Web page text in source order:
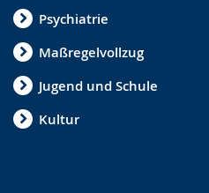
Psychiatrie
Maßregelvollzug
Jugend und Schule
Kultur